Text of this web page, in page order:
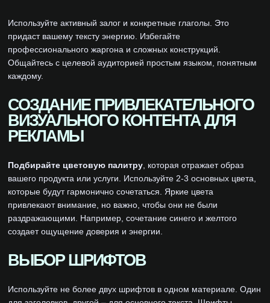
Используйте активный залог и конкретные глаголы. Это
придаст вашему тексту энергию. Избегайте
профессионального жаргона и сложных конструкций.
Общайтесь с целевой аудиторией простым языком, понятным
каждому.
СОЗДАНИЕ ПРИВЛЕКАТЕЛЬНОГО
ВИЗУАЛЬНОГО КОНТЕНТА ДЛЯ
РЕКЛАМЫ
Подбирайте цветовую палитру , которая отражает образ
вашего продукта или услуги. Используйте 2-3 основных цвета,
которые будут гармонично сочетаться. Яркие цвета
привлекают внимание, но важно, чтобы они не были
раздражающими. Например, сочетание синего и желтого
создает ощущение доверия и энергии.
ВЫБОР ШРИФТОВ
Используйте не более двух шрифтов в одном материале. Один